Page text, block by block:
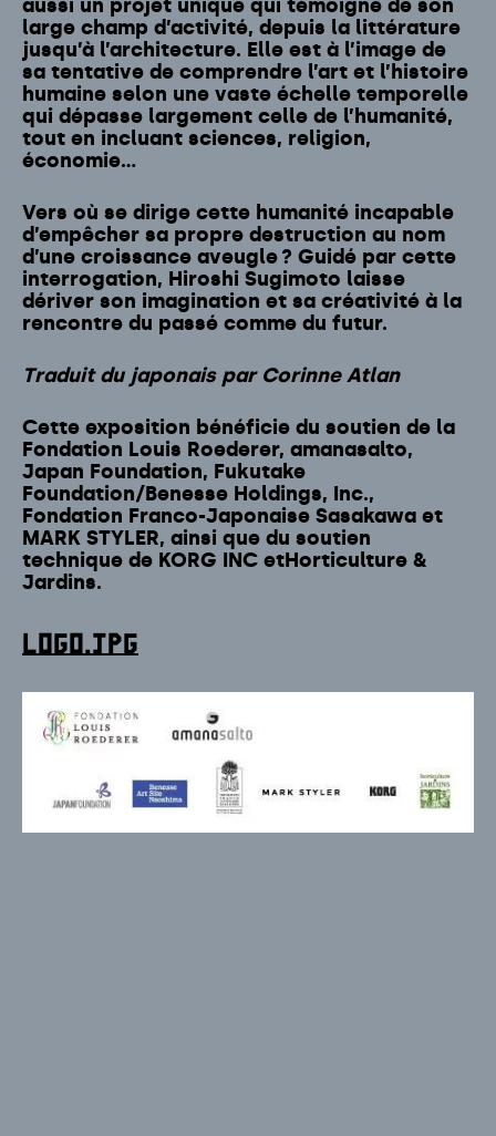
aussi un projet unique qui témoigne de son
large champ d’activité, depuis la littérature
jusqu’à l’architecture. Elle est à l’image de
sa tentative de comprendre l’art et l’histoire
humaine selon une vaste échelle temporelle
qui dépasse largement celle de l’humanité,
tout en incluant sciences, religion,
économie…
Vers où se dirige cette humanité incapable
d’empêcher sa propre destruction au nom
d’une croissance aveugle ? Guidé par cette
interrogation, Hiroshi Sugimoto laisse
dériver son imagination et sa créativité à la
rencontre du passé comme du futur.
Traduit du japonais par Corinne Atlan
Cette exposition bénéficie du soutien de la
Fondation Louis Roederer, amanasalto,
Japan Foundation, Fukutake
Foundation/Benesse Holdings, Inc.,
Fondation Franco-Japonaise Sasakawa et
MARK STYLER, ainsi que du soutien
technique de KORG INC etHorticulture &
Jardins.
logo.jpg